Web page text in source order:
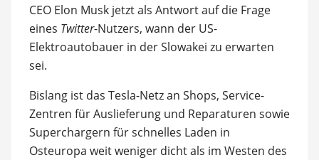
CEO Elon Musk jetzt als Antwort auf die Frage
eines Twitter-Nutzers, wann der US-
Elektroautobauer in der Slowakei zu erwarten
sei.
Bislang ist das Tesla-Netz an Shops, Service-
Zentren für Auslieferung und Reparaturen sowie
Superchargern für schnelles Laden in
Osteuropa weit weniger dicht als im Westen des